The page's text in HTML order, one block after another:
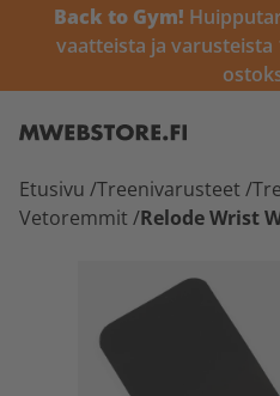
Back to Gym!
vaatteista ja varusteista
Etusivu /Treenivarusteet /
Vetoremmit /Relode Wrist